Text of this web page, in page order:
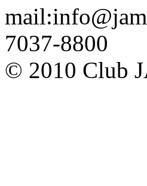
7037-8800
© 2010 Club